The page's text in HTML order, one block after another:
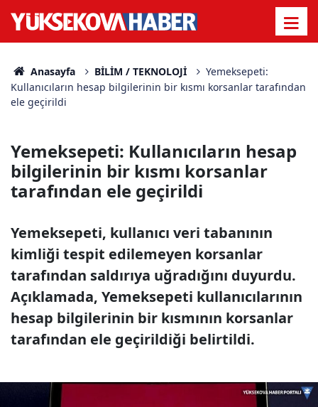
Anasayfa BİLİM / TEKNOLOJİ
Yemeksepeti:
Kullanıcıların hesap bilgilerinin bir kısmı korsanlar tarafından
ele geçirildi
Yemeksepeti: Kullanıcıların hesap
bilgilerinin bir kısmı korsanlar
tarafından ele geçirildi
Yemeksepeti, kullanıcı veri tabanının
kimliği tespit edilemeyen korsanlar
tarafından saldırıya uğradığını duyurdu.
Açıklamada, Yemeksepeti kullanıcılarının
hesap bilgilerinin bir kısmının korsanlar
tarafından ele geçirildiği belirtildi.